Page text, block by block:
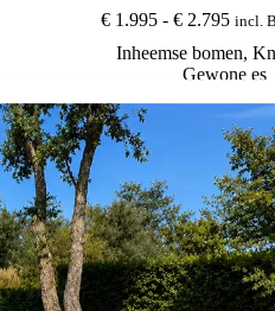
€ 1.995 - € 2.795
tot
€ 2.795
incl.
Inheemse bomen,
Gewone es
Bomen voor een
Bomen voor aan de kust,
een hoge biodiversiteit,
in het open
Bekijk deze
Dit
product
heeft
meerdere